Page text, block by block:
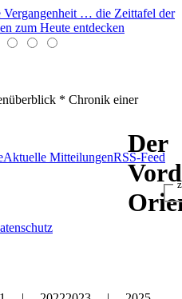
Vergangenheit … die Zeittafel der
zum Heute entdecken
* Chronik einer
Aktuelle MitteilungenRSS-Feed
Der